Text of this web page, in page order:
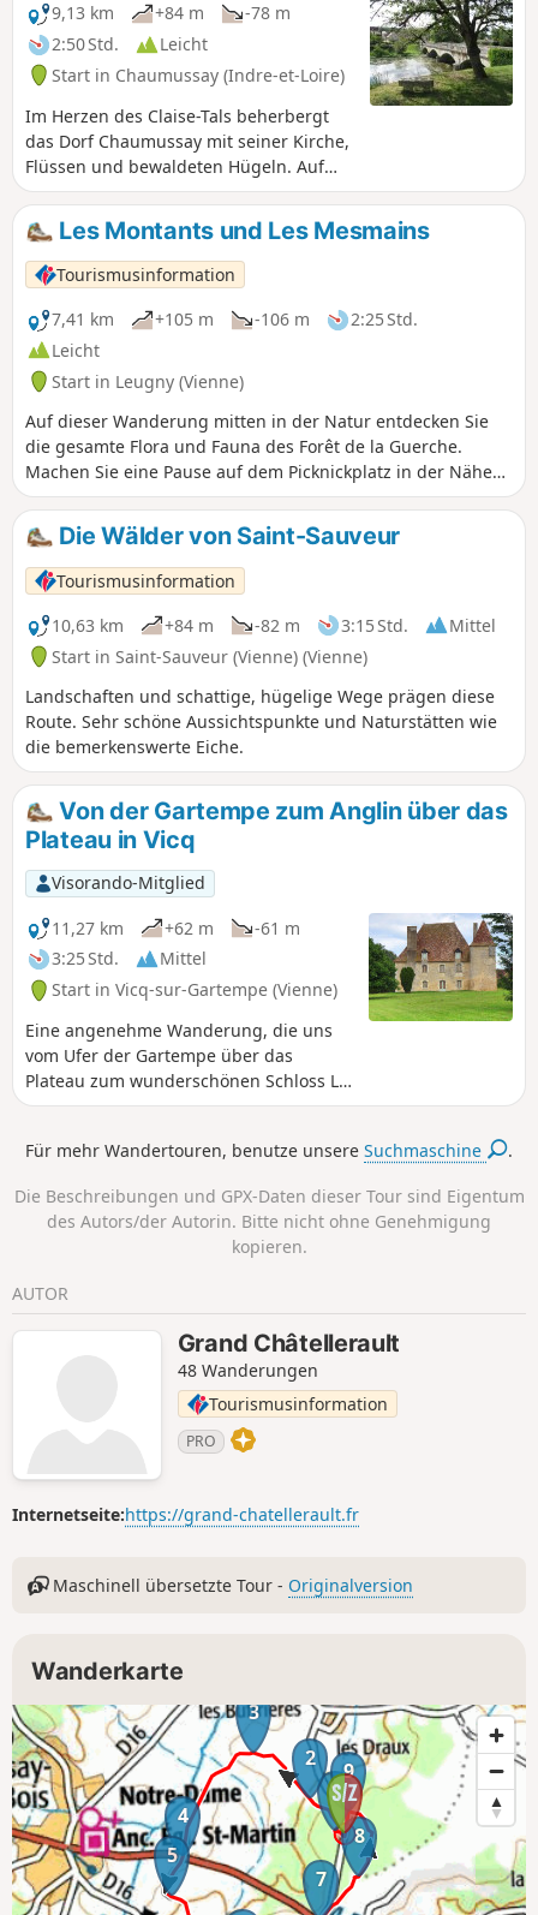
9,13 km
+84 m
-78 m
2:50 Std.
Leicht
Start in Chaumussay (Indre-et-Loire)
Im Herzen des Claise-Tals beherbergt
das Dorf Chaumussay mit seiner Kirche,
Flüssen und bewaldeten Hügeln. Auf
diesem Spaziergang können Sie den
erhaltenen Reichtum dieser südlichen
Touraine entdecken.
Les Montants und Les Mesmains
Tourismusinformation
7,41 km
+105 m -106 m
2:25 Std.
Leicht
Start in Leugny (Vienne)
Auf dieser Wanderung mitten in der Natur entdecken Sie
die gesamte Flora und Fauna des Forêt de la Guerche.
Machen Sie eine Pause auf dem Picknickplatz in der Nähe
des Brunnens im malerischen Weiler Les Montants.
Die Wälder von Saint-Sauveur
Tourismusinformation
10,63 km
+84 m -82 m 3:15 Std.
Mittel
Start in Saint-Sauveur (Vienne) (Vienne)
Landschaften und schattige, hügelige Wege prägen diese
Route. Sehr schöne Aussichtspunkte und Naturstätten wie
die bemerkenswerte Eiche.
Von der Gartempe zum Anglin über das
Plateau in Vicq
Visorando-Mitglied
11,27 km
+62 m
-61 m
3:25 Std.
Mittel
Start in Vicq-sur-Gartempe (Vienne)
Eine angenehme Wanderung, die uns
vom Ufer der Gartempe über das
Plateau zum wunderschönen Schloss La
Brosse und bis zum Ortsrand von
Für mehr Wandertouren, benutze unsereSuchmaschine .
Die Beschreibungen und GPX-Daten dieser Tour sind Eigentum
des Autors/der Autorin. Bitte nicht ohne Genehmigung
kopieren.
AUTOR
Grand Châtellerault
48 Wanderungen
Tourismusinformation
PRO
Internetseite:https://grand-chatellerault.fr
Maschinell übersetzte Tour - Originalversion
Wanderkarte
1
2
3
4
5
7
8
9